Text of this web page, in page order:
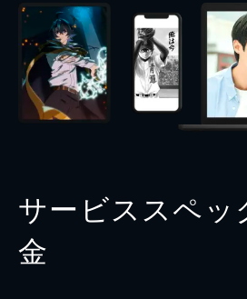
サービススペッ
金